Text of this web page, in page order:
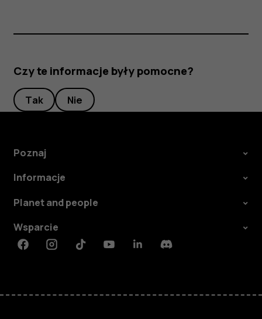
Czy te informacje były pomocne?
Tak Nie
Poznaj
Informacje
Planet and people
Wsparcie
FacebookInstagramTiktokYoutubeLinkedinDiscord